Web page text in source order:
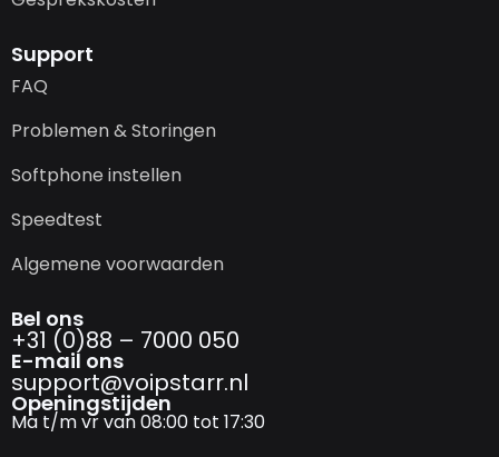
Support
FAQ
Problemen & Storingen
Softphone instellen
Speedtest
Algemene voorwaarden
Bel ons
+31 (0)88 – 7000 050
E-mail ons
support@­voipstarr.nl
Openingstijden
Ma t/m vr van 08:00 tot 17:30